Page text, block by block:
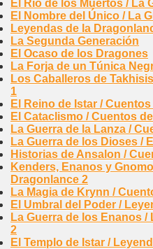
El Río de los Muertos / La
El Nombre del Único / La
Leyendas de la
La Segunda Generación
El Ocaso de los Dragones
La Forja de un Túnica
Los Caballeros de
1
El Reino de Istar /
El Cataclismo / Cuentos
La Guerra de la Lanza /
La Guerra de los Dioses /
Historias de Ansalon /
Kenders, Enanos y
Dragonlance 2
La Magia de Krynn /
El Umbral del Poder /
La Guerra de los Enanos
2
El Templo de Istar /